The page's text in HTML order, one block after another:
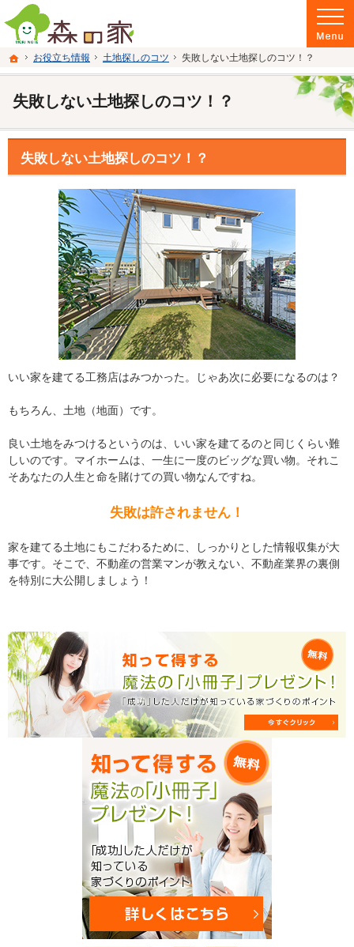
ホーム
お役立ち情報 土地探しのコツ 失敗しない土地探しのコツ！？
失敗しない土地探しのコツ！？
富山県南砺市の注文住宅・新築戸建てを手がける建設会社なら当社へ。
富山県南砺市の新築・注文住宅・新築戸建てを手がける建設会社なら森の家
失敗しない土地探しのコツ！？
いい家を建てる工務店はみつかった。じゃあ次に必要になるのは？
もちろん、土地（地面）です。
良い土地をみつけるというのは、いい家を建てるのと同じくらい難
しいのです。マイホームは、一生に一度のビッグな買い物。それこ
そあなたの人生と命を賭けての買い物なんですね。
失敗は許されません！
家を建てる土地にもこだわるために、しっかりとした情報収集が大
事です。そこで、不動産の営業マンが教えない、不動産業界の裏側
を特別に大公開しましょう！